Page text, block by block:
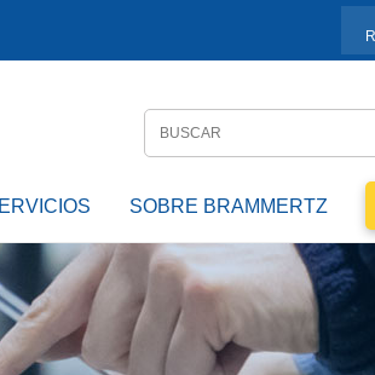
SOBRE BRAMMERTZ